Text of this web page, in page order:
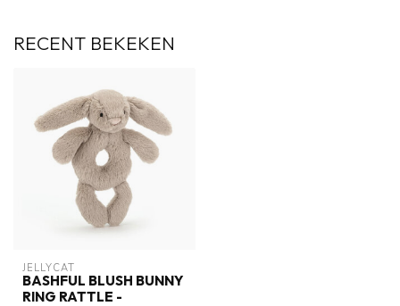
RECENT BEKEKEN
JELLYCAT
BASHFUL BLUSH BUNNY
RING RATTLE -